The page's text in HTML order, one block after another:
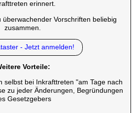
erinnert.
überwachender Vorschriften beliebig
zusammen.
- Jetzt anmelden!
Vorteile:
selbst bei Inkrafttreten "am Tage nach
zu jeder Änderungen, Begründungen
Gesetzgebers